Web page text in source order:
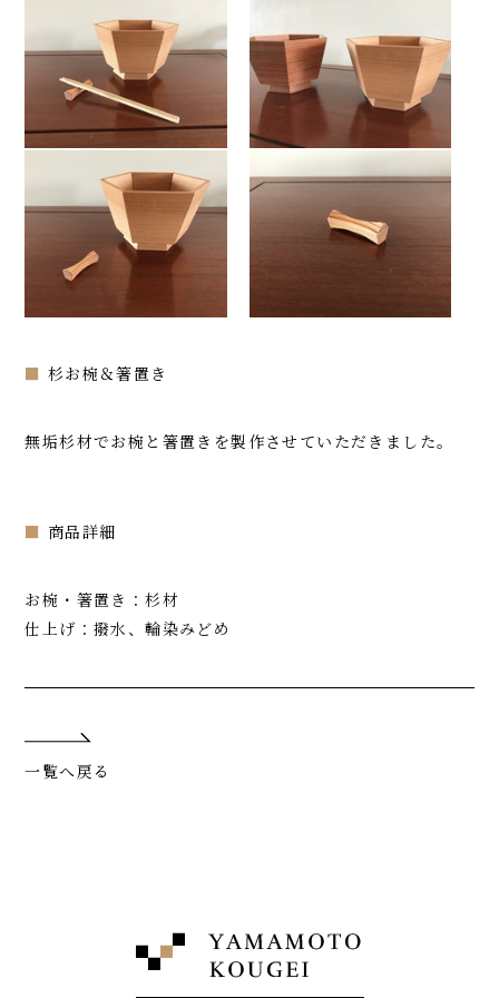
■ 杉お椀＆箸置き
無垢杉材でお椀と箸置きを製作させていただきました。
■ 商品詳細
お椀・箸置き：杉材
仕上げ：撥水、輪染みどめ
一覧へ戻る